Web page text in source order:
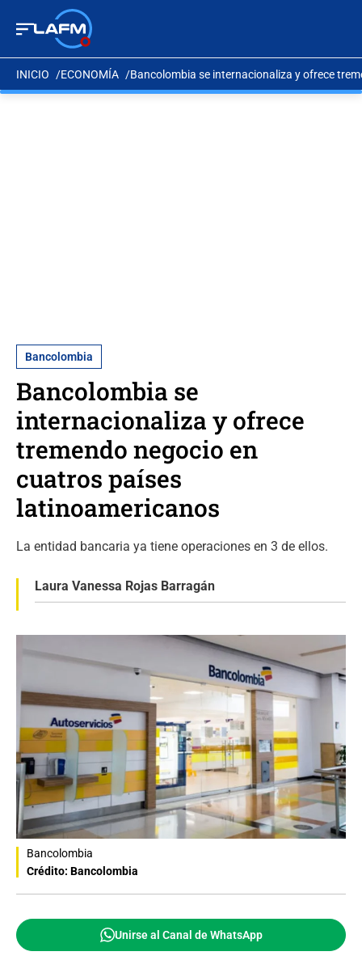
INICIO ECONOMÍA Bancolombia se internacionaliza y ofrece
Bancolombia
Bancolombia se
internacionaliza y ofrece
tremendo negocio en
cuatros países
latinoamericanos
La entidad bancaria ya tiene operaciones en 3 de ellos.
Laura Vanessa Rojas Barragán
Bancolombia
Crédito: Bancolombia
Unirse al Canal de WhatsApp